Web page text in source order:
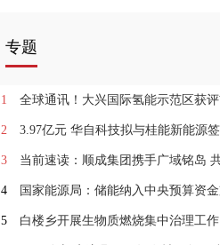
专题
1 全球通讯！大兴国际氢能示范区获评首批北京市十大高品质
2 3.97亿元 华自科技拟与桂能新能源签订储能电站EPC工程总承
3 当前速读：顺成集团携手广域铭岛 共同推动煤化工行业数字化节能降
4 国家能源局：储能纳入中央预算资金支持！高度重视并推进健全新型储能价格和市场机制 环球
5 白楼乡开展生物质燃烧集中治理工作